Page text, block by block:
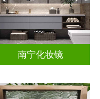
南宁化妆镜